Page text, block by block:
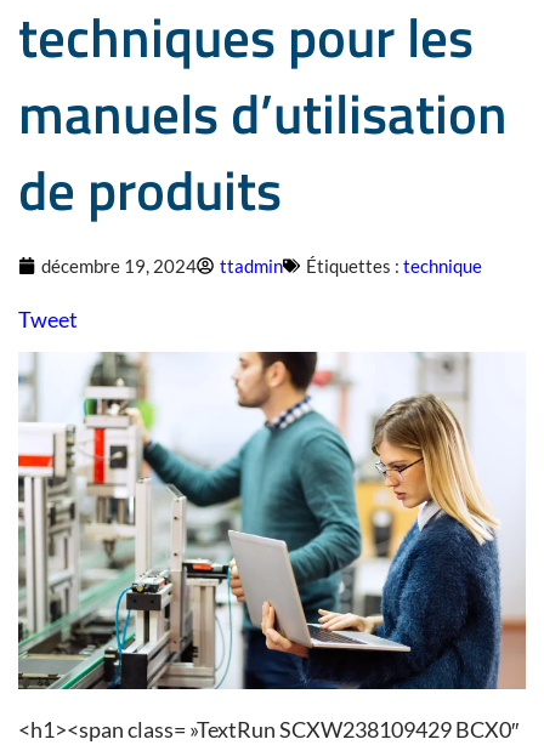
techniques pour les
manuels d’utilisation
de produits
décembre 19, 2024 ttadmin Étiquettes : technique
Tweet
<h1><span class= »TextRun SCXW238109429 BCX0″